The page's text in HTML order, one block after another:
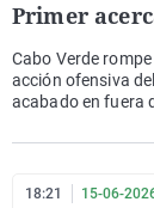
Primer
Cabo Verde
acción ofensiva
acabado en fuera
18:21 15-06-